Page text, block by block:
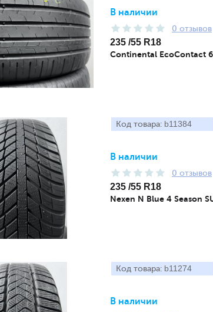
В наличии
0 отзывов
235 /55 R18
Continental EcoContact 6
Код товара: b11384
В наличии
0 отзывов
235 /55 R18
Nexen N Blue 4 Season
Код товара: b11274
В наличии